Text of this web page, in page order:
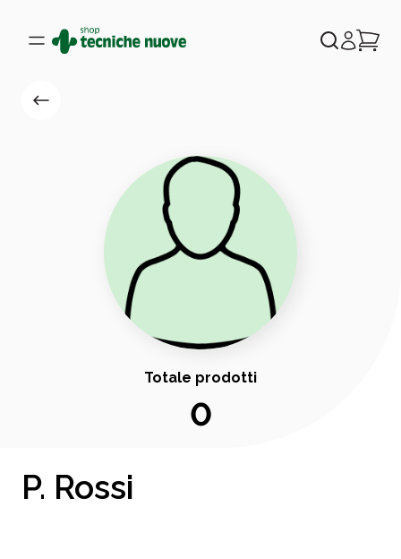
Totale prodotti
0
P. Rossi